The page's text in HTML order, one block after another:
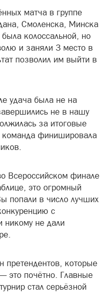
матча в группе
Смоленска, Минска
колоссальной, но
и заняли 3 место в
позволил им выйти в
удача была не на
не в нашу
за итоговые
команда финишировала
Всероссийском финале
это огромный
попали в число лучших
с
никому не дали
претендентов, которые
это почётно. Главные
стал серьёзной